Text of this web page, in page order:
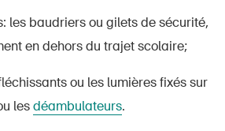
les baudriers ou gilets de sécurité,
en dehors du trajet scolaire;
ou les lumières fixés sur
lesdéambulateurs.